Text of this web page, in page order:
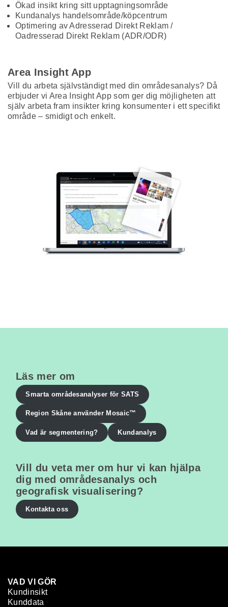
Ökad insikt kring sitt upptagningsområde
Kundanalys handelsområde/köpcentrum
Optimering av Adresserad Direkt Reklam /
Oadresserad Direkt Reklam (ADR/ODR)
Area Insight App
Vill du arbeta självständigt med din områdesanalys? Då
erbjuder vi Area Insight App som ger dig möjligheten att
själv arbeta fram insikter kring konsumenter i ett specifikt
område – smidigt och enkelt.
Läs mer om
Smarta områdesanalyser för SATS
Region Skåne använder Mosaic™
Vad är segmentering? Kundanalys
Vill du veta mer om hur vi kan hjälpa
dig med områdesanalys och
geografisk visualisering?
Kontakta oss
VAD VI GÖR
Kundinsikt
Kunddata